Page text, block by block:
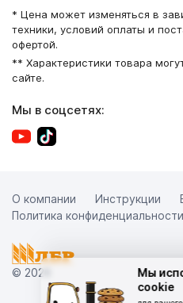
Мы
cookie
* Цена может изменяться в
техники, условий оплаты и
офертой.
** Характеристики товара
сайте.
Мы в соцсетях:
© 2026
О компании Инструкции
Политика конфиденциальности